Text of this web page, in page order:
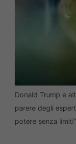
Donald Trump e
parere degli
potere senza